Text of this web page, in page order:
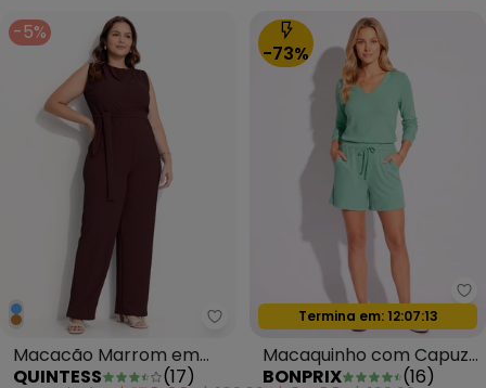
-5%
Quintess - Macacão Marrom
Macacão Marrom em
Malha Texturizada
QUINTESS (17)
-73%
Oferta relâmpago
Termina em: 12:07:11
Macaquinho com Capuz
Verde
BONPRIX (16)